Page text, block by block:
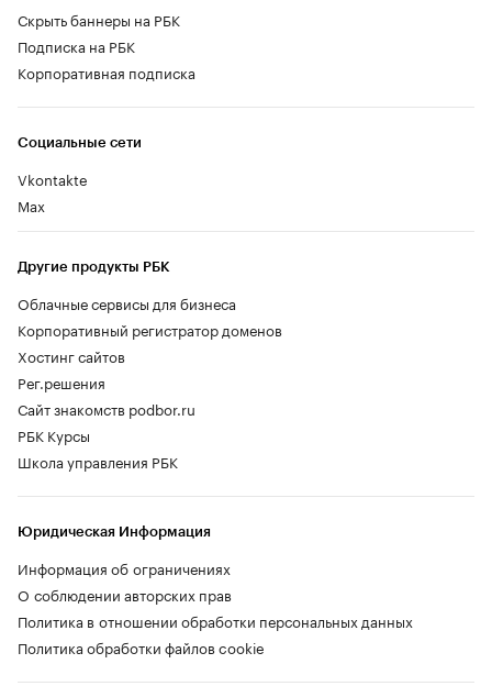
Социальные сети
Vkontakte
Max
Другие продукты РБК
Облачные сервисы для бизнеса
Корпоративный регистратор доменов
Хостинг сайтов
Рег.решения
Сайт знакомств podbor.ru
РБК Курсы
Школа управления РБК
Скрыть баннеры на РБК
Подписка на РБК
Корпоративная подписка
Юридическая Информация
Информация об ограничениях
О соблюдении авторских прав
Политика в отношении обработки персональных данных
Политика обработки файлов cookie